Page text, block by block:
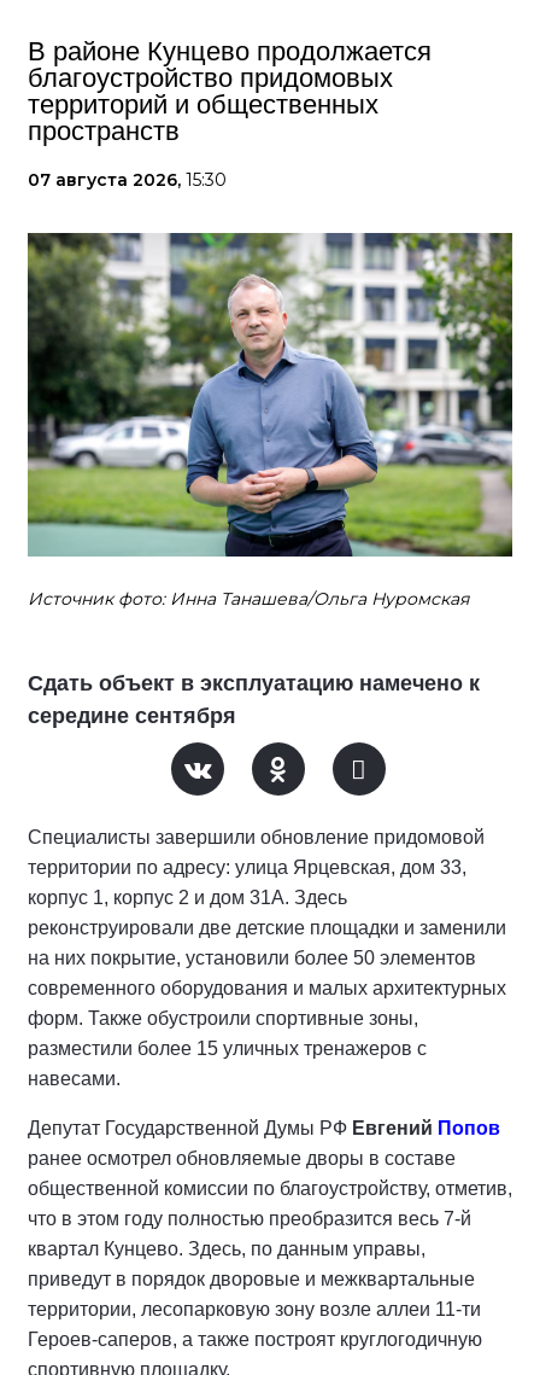
В районе Кунцево продолжается
благоустройство придомовых
территорий и общественных
пространств
07 августа 2026, 15:30
Источник фото: Инна Танашева/Ольга Нуромская
Сдать объект в эксплуатацию намечено к
середине сентября
Специалисты завершили обновление придомовой
территории по адресу: улица Ярцевская, дом 33,
корпус 1, корпус 2 и дом 31А. Здесь
реконструировали две детские площадки и заменили
на них покрытие, установили более 50 элементов
современного оборудования и малых архитектурных
форм. Также обустроили спортивные зоны,
разместили более 15 уличных тренажеров с
навесами.
Депутат Государственной Думы РФ Евгений Попов
ранее осмотрел обновляемые дворы в составе
общественной комиссии по благоустройству, отметив,
что в этом году полностью преобразится весь 7-й
квартал Кунцево. Здесь, по данным управы,
приведут в порядок дворовые и межквартальные
территории, лесопарковую зону возле аллеи 11-ти
Героев-саперов, а также построят круглогодичную
спортивную площадку.